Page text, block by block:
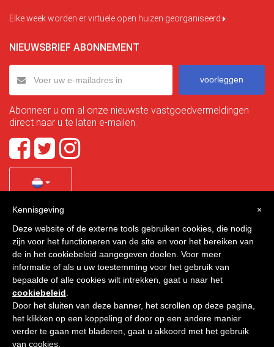
Elke week worden er virtuele open huizen georganiseerd
NIEUWSBRIEF ABONNEMENT
voorleggen
Abonneer u om al onze nieuwste vastgoedvermeldingen
direct naar u te laten e-mailen.
Quality Homes Costa Calida
is a registered trademark of
La Manga Holiday Home SL duly registered with CIF / tax
no. B-30750053 and address: Bella Luz 07-05, 30389 La
Manga Club, Cartagena, Murcia, Spain.
Quality Homes Costa Cálida - Alle rechten voorbehouden
Privacy Contact
×
Kennisgeving
Deze website of de externe tools gebruiken cookies, die nodig
zijn voor het functioneren van de site en voor het bereiken van
de in het cookiebeleid aangegeven doelen. Voor meer
informatie of als u uw toestemming voor het gebruik van
bepaalde of alle cookies wilt intrekken, gaat u naar het
cookiebeleid
Door het sluiten van deze banner, het scrollen op deze pagina,
het klikken op een koppeling of door op een andere manier
verder te gaan met bladeren, gaat u akkoord met het gebruik
van cookies.